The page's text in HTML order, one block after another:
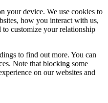
your device. We use cookies to
how you interact with us,
to customize your relationship
to find out more. You can
Note that blocking some
on our websites and